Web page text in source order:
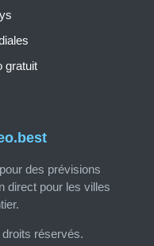
des prévisions
direct pour les villes
réservés.
gratuit